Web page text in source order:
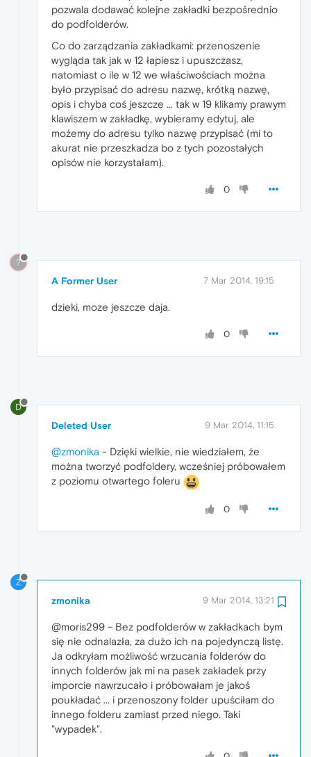
pozwala dodawać kolejne zakładki bezpośrednio
do podfolderów.
Co do zarządzania zakładkami: przenoszenie
wygląda tak jak w 12 łapiesz i upuszczasz,
natomiast o ile w 12 we właściwościach można
było przypisać do adresu nazwę, krótką nazwę,
opis i chyba coś jeszcze ... tak w 19 klikamy prawym
klawiszem w zakładkę, wybieramy edytuj, ale
możemy do adresu tylko nazwę przypisać (mi to
akurat nie przeszkadza bo z tych pozostałych
opisów nie korzystałam).
0
?
A Former User 7 Mar 2014, 19:15
dzieki, moze jeszcze daja.
0
D
Deleted User 9 Mar 2014, 11:15
@zmonika - Dzięki wielkie, nie wiedziałem, że
można tworzyć podfoldery, wcześniej próbowałem
z poziomu otwartego foleru
0
Z
zmonika 9 Mar 2014, 13:21
@moris299 - Bez podfolderów w zakładkach bym
się nie odnalazła, za dużo ich na pojedynczą listę.
Ja odkryłam możliwość wrzucania folderów do
innych folderów jak mi na pasek zakładek przy
imporcie nawrzucało i próbowałam je jakoś
poukładać ... i przenoszony folder upuściłam do
innego folderu zamiast przed niego. Taki
"wypadek".